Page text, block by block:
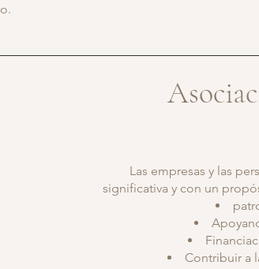
Las empresas y las
significativa y con un
Contribuir a